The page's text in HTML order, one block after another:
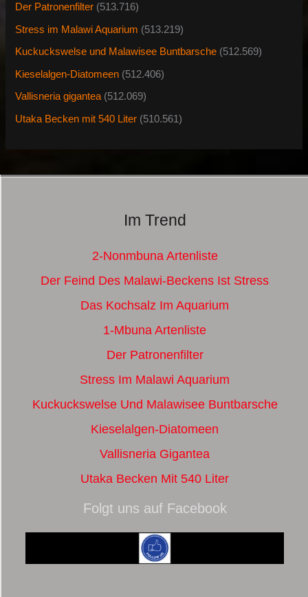
Der Patronenfilter (513.716)
Stress im Malawi Aquarium (513.219)
Kuckuckswelse und Malawisee Buntbarsche (512.569)
Kieselalgen-Diatomeen (512.406)
Vallisneria gigantea (512.069)
Utaka Becken mit 540 Liter (510.561)
Im Trend
2-Nonmbuna Artenliste
Der Feind Des Malawi-Beckens Ist Stress
Das Kochsalz Im Aquarium
1-Mbuna Artenliste
Der Patronenfilter
Stress Im Malawi Aquarium
Kuckuckswelse Und Malawisee Buntbarsche
Kieselalgen-Diatomeen
Vallisneria Gigantea
Utaka Becken Mit 540 Liter
Folgt uns auf Facebook